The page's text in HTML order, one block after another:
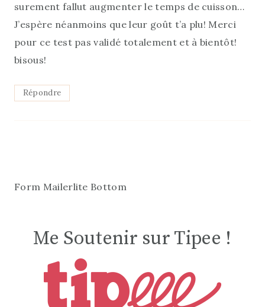
surement fallut augmenter le temps de cuisson…
J’espère néanmoins que leur goût t’a plu! Merci
pour ce test pas validé totalement et à bientôt!
bisous!
Répondre
Form Mailerlite Bottom
Me Soutenir sur Tipee !